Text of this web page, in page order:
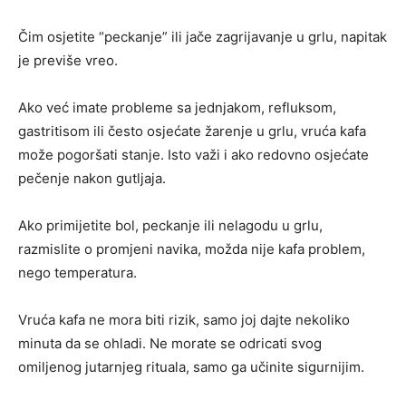
Čim osjetite “peckanje” ili jače zagrijavanje u grlu, napitak
je previše vreo.
Ako već imate probleme sa jednjakom, refluksom,
gastritisom ili često osjećate žarenje u grlu, vruća kafa
može pogoršati stanje. Isto važi i ako redovno osjećate
pečenje nakon gutljaja.
Ako primijetite bol, peckanje ili nelagodu u grlu,
razmislite o promjeni navika, možda nije kafa problem,
nego temperatura.
Vruća kafa ne mora biti rizik, samo joj dajte nekoliko
minuta da se ohladi. Ne morate se odricati svog
omiljenog jutarnjeg rituala, samo ga učinite sigurnijim.